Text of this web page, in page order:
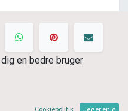
én gang
lydene og det
tager med på en to
og korte
en bedre bruger
Cookiepolitik Jeg er enig